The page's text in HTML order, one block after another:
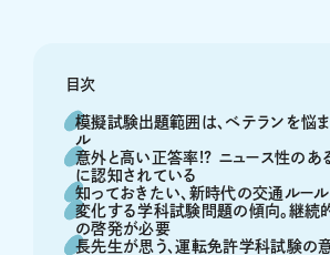
目次
模擬試験出題範囲は、ベテランを悩
ル
意外と高い正答率!? ニュース性のあ
に認知されている
知っておきたい、新時代の交通ルール
変化する学科試験問題の傾向。継続
の啓発が必要
長先生が思う、運転免許学科試験の